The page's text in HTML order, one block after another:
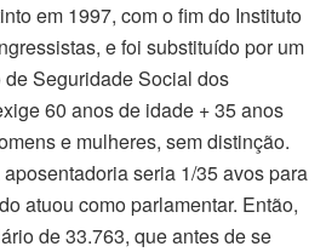
em 1997, com o fim do Instituto
e foi substituído por um
Seguridade Social dos
60 anos de idade + 35 anos
e mulheres, sem distinção.
seria 1/35 avos para
atuou como parlamentar. Então,
de 33.763, que antes de se